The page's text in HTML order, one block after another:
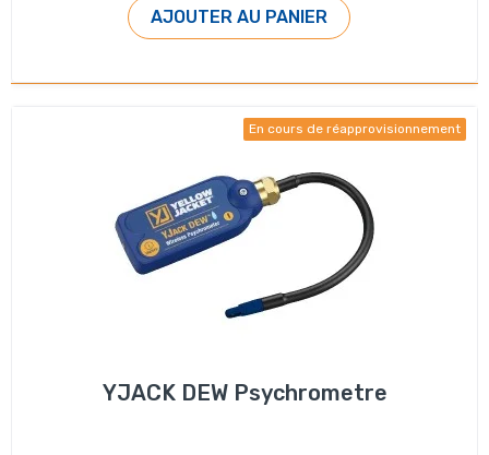
AJOUTER AU PANIER
En cours de réapprovisionnement
YJACK DEW Psychrometre